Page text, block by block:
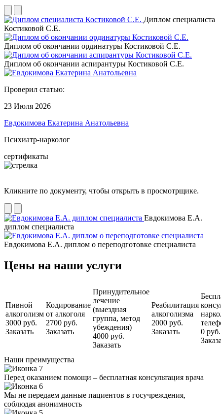
Диплом специалиста
Костиковой С.Е.
Диплом об окончании ординатуры Костиковой С.Е.
Диплом об окончании аспирантуры Костиковой С.Е.
Проверил статью:
23 Июля 2026
Евдокимова Екатерина Анатольевна
Психиатр-нарколог
сертификаты
Кликните по документу, чтобы открыть в просмотрщике.
Евдокимова Е.А.
диплом специалиста
Евдокимова Е.А. диплом о переподготовке специалиста
Цены на наши услуги
Пивной
алкоголизм
3000 руб.
Заказать
Кодирование
от алкоголя
2700 руб.
Заказать
Принудительное
лечение
(выездная
группа, метод
убеждения)
4000 руб.
Заказать
Реабилитация
алкоголизма
2000 руб.
Заказать
0 руб.
Наши преимущества
Перед оказанием помощи – бесплатная консультация врача
Мы не передаем данные пациентов в госучреждения,
соблюдая анонимность